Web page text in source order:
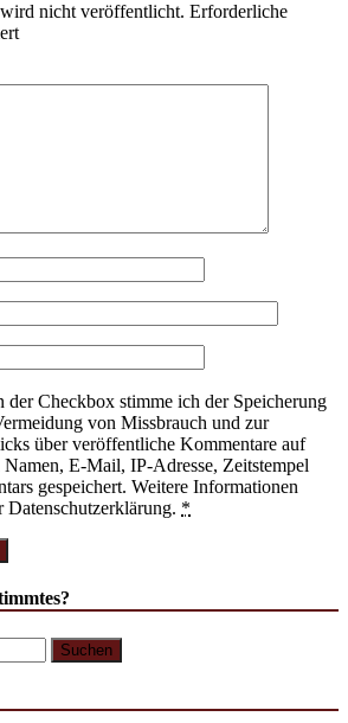
nicht veröffentlicht. Erforderliche
der Checkbox stimme ich der Speicherung
von Missbrauch und zur
über veröffentliche Kommentare auf
Namen, E-Mail, IP-Adresse, Zeitstempel
gespeichert. Weitere Informationen
*